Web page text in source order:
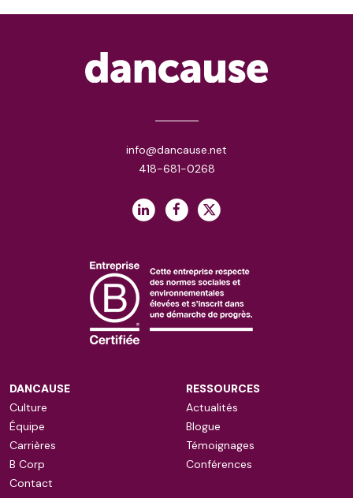
info@dancause.net
418-681-0268
DANCAUSE
Culture
Équipe
Carrières
B Corp
Contact
RESSOURCES
Actualités
Blogue
Témoignages
Conférences